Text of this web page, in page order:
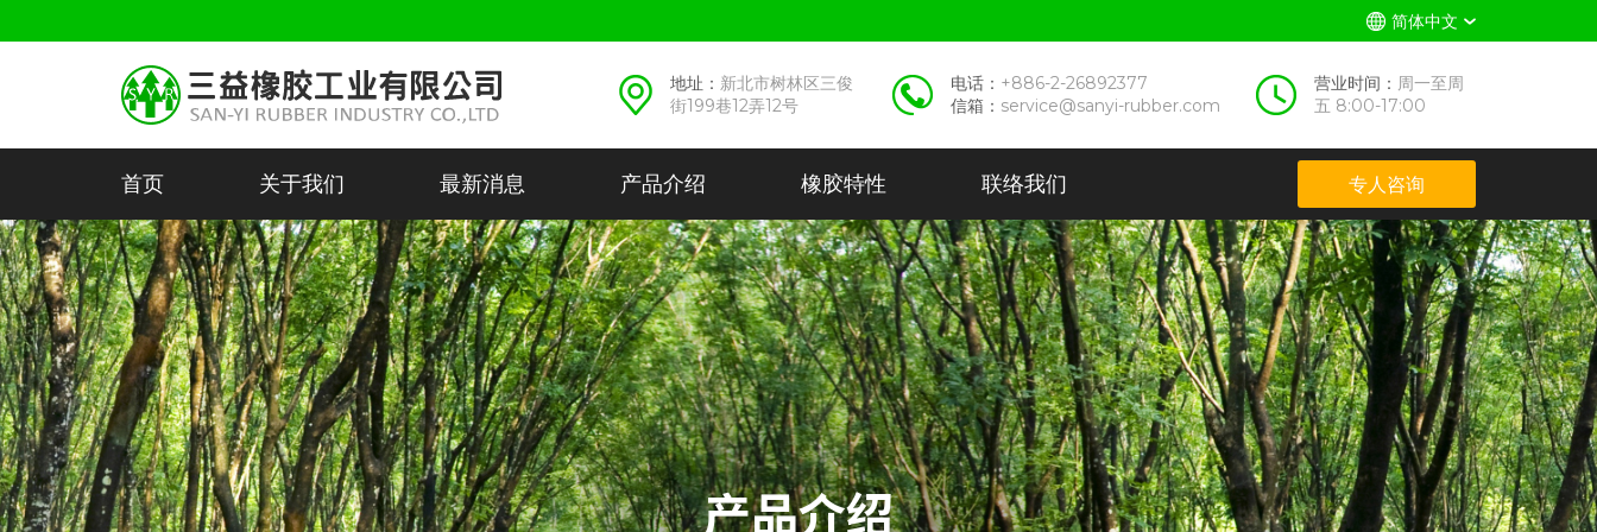
简体中文
地址： 新北市树林区三俊
街199巷12弄12号
电话： +886-2-26892377
信箱： service@sanyi-rubber.com
营业时间： 周一至周
五 8:00-17:00
首页 关于我们 最新消息 产品介绍 橡胶特性 联络我们 专人咨询
产品介绍